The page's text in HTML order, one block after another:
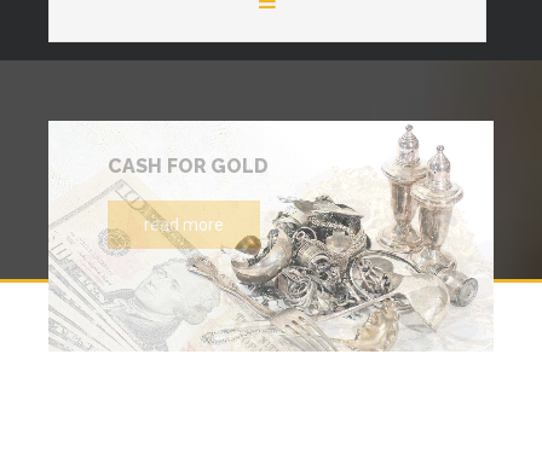
ABOUT
PAGES
GALLERY
BLOG
CASH FOR GOLD
read more